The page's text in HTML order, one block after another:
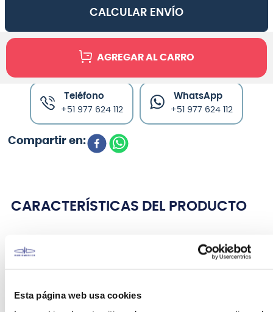
Esta página web usa cookies
CALCULAR ENVÍO
AGREGAR AL CARRO
Canales de venta y asesoría
Teléfono
+51 977 624 112
WhatsApp
+51 977 624 112
CARACTERÍSTICAS DEL PRODUCTO
para guitarra
acústica clásica, de
cuenta con una dura
reforzado con espuma lo cual garantiza un calce y
optima protección para tu instrumento, cuenta con